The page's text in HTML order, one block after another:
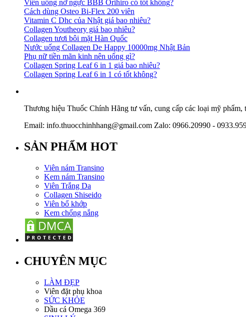
Viên uống nở ngực BBB Orihiro có tốt không?
Cách dùng Osteo Bi-Flex 200 viên
Vitamin C Dhc của Nhật giá bao nhiêu?
Collagen Youtheory giá bao nhiêu?
Collagen tươi bôi mặt Hàn Quốc
Nước uống Collagen De Happy 10000mg Nhật Bản
Phụ nữ tiền mãn kinh nên uống gì?
Collagen Spring Leaf 6 in 1 giá bao nhiêu?
Collagen Spring Leaf 6 in 1 có tốt không?
Thương hiệu Thuốc Chính Hãng tư vấn, cung cấp các loại mỹ
Email: info.thuocchinhhang@gmail.com Zalo: 0966.20990 -
SẢN PHẨM HOT
Viên nám Transino
Kem nám Transino
Viên Trắng Da
Collagen Shiseido
Viên bổ khớp
Kem chống nắng
CHUYÊN MỤC
LÀM ĐẸP
Viên đặt phụ khoa
SỨC KHỎE
Dầu cá Omega 369